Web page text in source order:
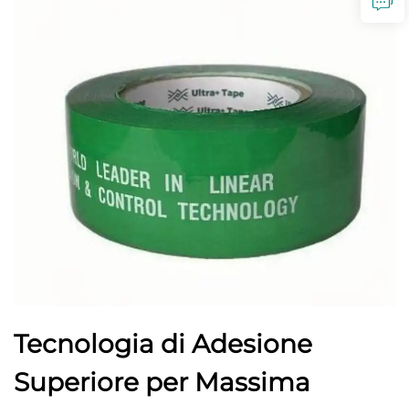
Tecnologia di Adesione
Superiore per Massima